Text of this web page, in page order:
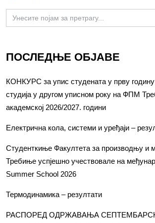
Search
for:
ПОСЛЕДЊЕ ОБЈАВЕ
КОНКУРС за упис студената у прву годину
студија у другом уписном року на ФПМ
академској 2026/2027. години
Електрична кола, системи и уређаји –
Студенткиње Факултета за производњу и
Требиње успјешно учествовале на
Summer School 2026
Термодинамика – резултати
РАСПОРЕД ОДРЖАВАЊА